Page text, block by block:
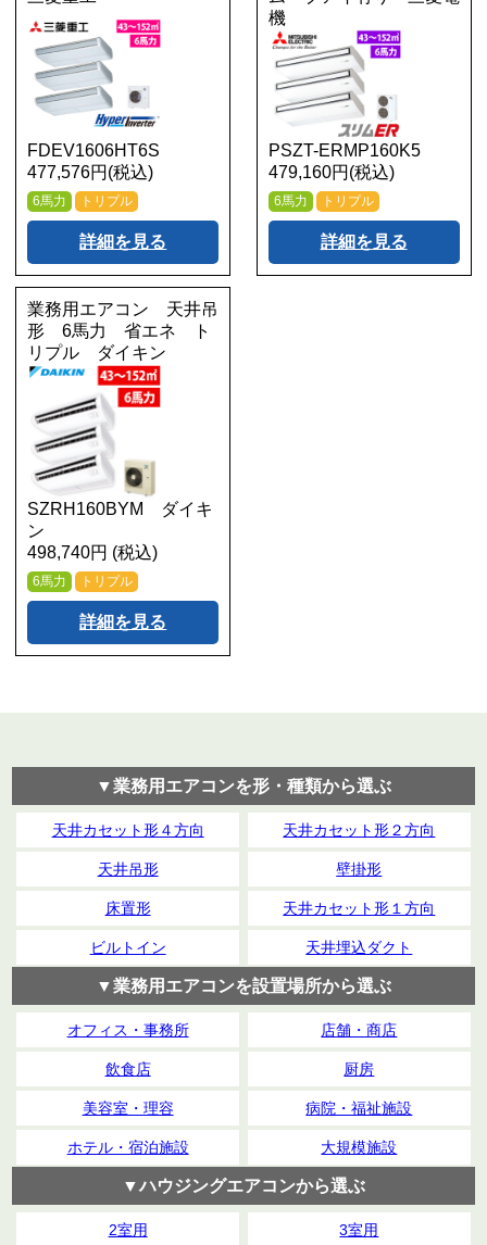
FDEV1606HT6S
477,576円(税込)
6馬力 トリプル
詳細を見る
機
PSZT-ERMP160K5
479,160円(税込)
6馬力 トリプル
詳細を見る
業務用エアコン 天井吊
形 6馬力 省エネ ト
リプル ダイキン
SZRH160BYM ダイキ
ン
498,740円 (税込)
6馬力 トリプル
詳細を見る
▼業務用エアコンを形・種類から選ぶ
天井カセット形４方向 天井カセット形２方向
天井吊形 壁掛形
床置形 天井カセット形１方向
ビルトイン 天井埋込ダクト
▼業務用エアコンを設置場所から選ぶ
オフィス・事務所 店舗・商店
飲食店 厨房
美容室・理容 病院・福祉施設
ホテル・宿泊施設 大規模施設
▼ハウジングエアコンから選ぶ
2室用 3室用